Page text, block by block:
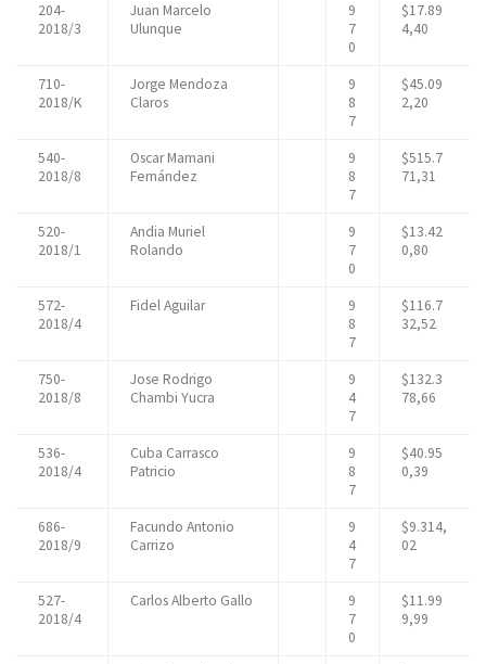
204-
2018/3
Juan Marcelo
Ulunque
9
7
0
$17.89
4,40
710-
2018/K
Jorge Mendoza
Claros
9
8
7
$45.09
2,20
540-
2018/8
Oscar Mamani
Fernández
9
8
7
$515.7
71,31
520-
2018/1
Andia Muriel
Rolando
9
7
0
$13.42
0,80
572-
2018/4
Fidel Aguilar
9
8
7
$116.7
32,52
750-
2018/8
Jose Rodrigo
Chambi Yucra
9
4
7
$132.3
78,66
536-
2018/4
Cuba Carrasco
Patricio
9
8
7
$40.95
0,39
686-
2018/9
Facundo Antonio
Carrizo
9
4
7
$9.314,
02
527-
2018/4
Carlos Alberto Gallo
9
7
0
$11.99
9,99